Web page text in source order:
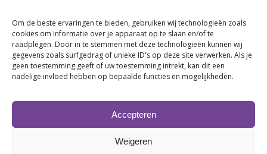
Om de beste ervaringen te bieden, gebruiken wij technologieën zoals
cookies om informatie over je apparaat op te slaan en/of te
raadplegen. Door in te stemmen met deze technologieën kunnen wij
gegevens zoals surfgedrag of unieke ID's op deze site verwerken. Als je
geen toestemming geeft of uw toestemming intrekt, kan dit een
nadelige invloed hebben op bepaalde functies en mogelijkheden.
Accepteren
Weigeren
uitstekende mogelijkheden om jouw organisatie
zichtbaar te maken tijdens één van de meest
spectaculaire evenementen van Groningen.
Meer informatie, aanmelden of
degroningerdrakenbootraces.nl
Of neem vrijblijvend contact met ons op:
📧 info@martinibusiness.nl